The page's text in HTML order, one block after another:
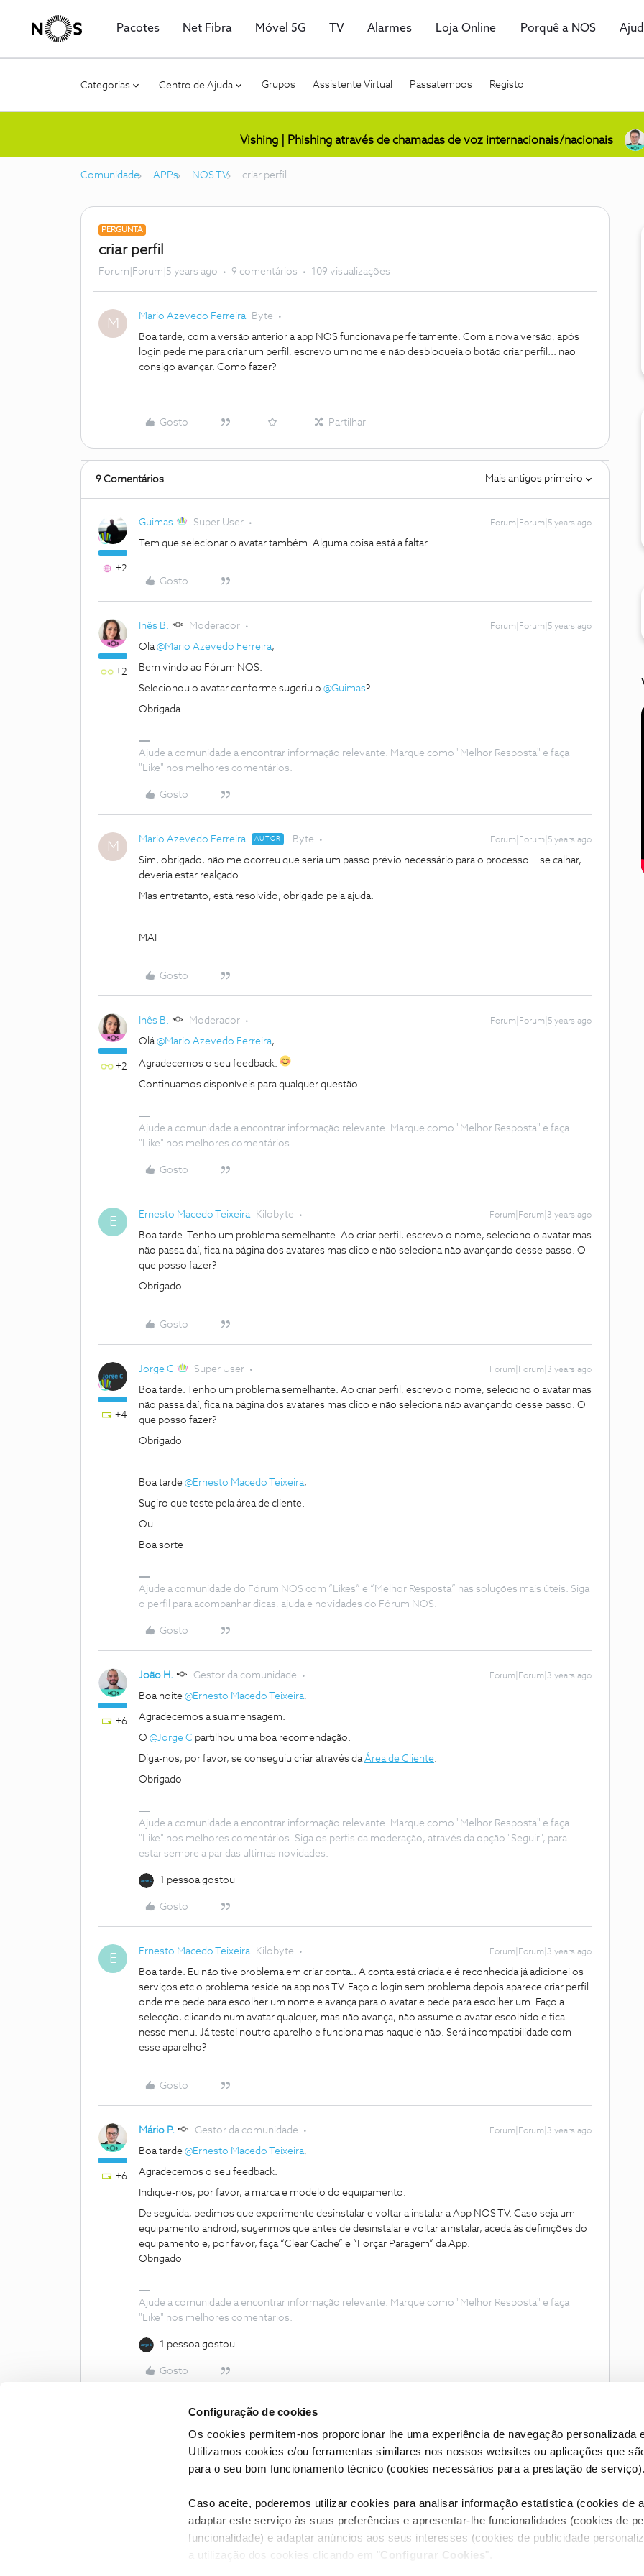
Configuração de cookies
Os cookies permitem-nos proporcionar lhe uma experiência de navegação personalizada
Utilizamos cookies e/ou ferramentas similares nos nossos websites ou aplicações que
para o seu bom funcionamento técnico (cookies necessários para a prestação de serviço).
Caso aceite, poderemos utilizar cookies para analisar informação estatística (cookies de
adaptar este serviço às suas preferências e apresentar-lhe funcionalidades (cookies de
funcionalidade) e adaptar anúncios aos seus interesses (cookies de publicidade
a utilização dos cookies clicando em " Configurar Cookies ".
Pacotes Net Fibra Móvel 5G TV Alarmes Loja Online Porquê a NOS
Categorias Centro de Ajuda Grupos Assistente Virtual Passatempos Registo
Vishing | Phishing através de chamadas de voz internacionais/nacionais
Comunidade APPs NOS TV criar perfil
PERGUNTA
criar perfil
Forum|Forum|5 years ago 9 comentários 109 visualizações
M Mario Azevedo Ferreira Byte
Boa tarde, com a versão anterior a app NOS funcionava perfeitamente. Com a nova versão, após
login pede me para criar um perfil, escrevo um nome e não desbloqueia o botão criar perfil... nao
consigo avançar. Como fazer?
Gosto Partilhar
9 Comentários Mais antigos primeiro
+2
Guimas Super User Forum|Forum|5 years ago
Tem que selecionar o avatar também. Alguma coisa está a faltar.
Gosto
+2
Inês B. Moderador Forum|Forum|5 years ago
Olá@Mario Azevedo Ferreira,
Bem vindo ao Fórum NOS.
Selecionou o avatar conforme sugeriu o @Guimas?
Obrigada
Ajude a comunidade a encontrar informação relevante. Marque como "Melhor Resposta" e faça
"Like" nos melhores comentários.
Gosto
M Mario Azevedo Ferreira AUTOR Byte Forum|Forum|5 years ago
Sim, obrigado, não me ocorreu que seria um passo prévio necessário para o processo… se calhar,
deveria estar realçado.
Mas entretanto, está resolvido, obrigado pela ajuda.
MAF
Gosto
+2
Inês B. Moderador Forum|Forum|5 years ago
Olá@Mario Azevedo Ferreira,
Agradecemos o seu feedback.
Continuamos disponíveis para qualquer questão.
Ajude a comunidade a encontrar informação relevante. Marque como "Melhor Resposta" e faça
"Like" nos melhores comentários.
Gosto
E Ernesto Macedo Teixeira Kilobyte Forum|Forum|3 years ago
Boa tarde. Tenho um problema semelhante. Ao criar perfil, escrevo o nome, seleciono o avatar mas
não passa daí, fica na página dos avatares mas clico e não seleciona não avançando desse passo. O
que posso fazer?
Obrigado
Gosto
+4
Jorge C Super User Forum|Forum|3 years ago
Boa tarde. Tenho um problema semelhante. Ao criar perfil, escrevo o nome, seleciono o avatar mas
não passa daí, fica na página dos avatares mas clico e não seleciona não avançando desse passo. O
que posso fazer?
Obrigado
Boa tarde @Ernesto Macedo Teixeira,
Sugiro que teste pela área de cliente.
Ou
Boa sorte
Ajude a comunidade do Fórum NOS com “Likes” e “Melhor Resposta” nas soluções mais úteis. Siga
o perfil para acompanhar dicas, ajuda e novidades do Fórum NOS.
Gosto
+6
João H. Gestor da comunidade Forum|Forum|3 years ago
Boa noite @Ernesto Macedo Teixeira,
Agradecemos a sua mensagem.
O @Jorge C partilhou uma boa recomendação.
Diga-nos, por favor, se conseguiu criar através daÁrea de Cliente.
Obrigado
Ajude a comunidade a encontrar informação relevante. Marque como "Melhor Resposta" e faça
"Like" nos melhores comentários. Siga os perfis da moderação, através da opção "Seguir", para
estar sempre a par das ultimas novidades.
1 pessoa gostou
Gosto
E Ernesto Macedo Teixeira Kilobyte Forum|Forum|3 years ago
Boa tarde. Eu não tive problema em criar conta.. A conta está criada e é reconhecida já adicionei os
serviços etc o problema reside na app nos TV. Faço o login sem problema depois aparece criar perfil
onde me pede para escolher um nome e avança para o avatar e pede para escolher um. Faço a
selecção, clicando num avatar qualquer, mas não avança, não assume o avatar escolhido e fica
nesse menu. Já testei noutro aparelho e funciona mas naquele não. Será incompatibilidade com
esse aparelho?
Gosto
+6
Mário P. Gestor da comunidade Forum|Forum|3 years ago
Boa tarde @Ernesto Macedo Teixeira,
Agradecemos o seu feedback.
Indique-nos, por favor, a marca e modelo do equipamento.
De seguida, pedimos que experimente desinstalar e voltar a instalar a App NOS TV. Caso seja um
equipamento android, sugerimos que antes de desinstalar e voltar a instalar, aceda às definições do
equipamento e, por favor, faça “Clear Cache” e “Forçar Paragem” da App.
Obrigado
Ajude a comunidade a encontrar informação relevante. Marque como "Melhor Resposta" e faça
"Like" nos melhores comentários.
1 pessoa gostou
Gosto
Condições do Fórum NOS Accessibility statement